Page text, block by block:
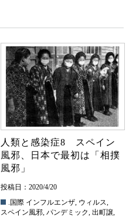
人類と感染症8 スペイン
風邪、日本で最初は「相撲
風邪」
投稿日：2020/4/20
.国際 インフルエンザ, ウィルス,
スペイン風邪, パンデミック, 出町譲,